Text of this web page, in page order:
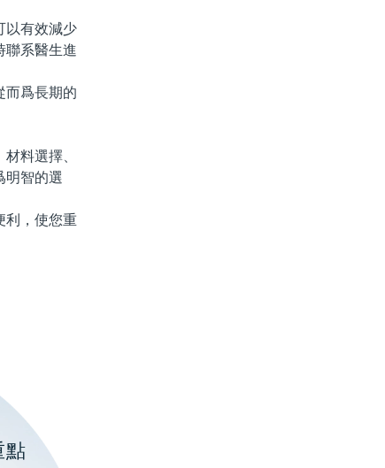
有效減少
聯系醫生進
爲長期的
料選擇、
明智的選
，使您重
點